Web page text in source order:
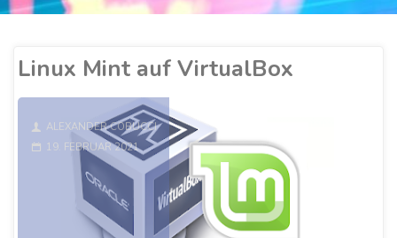
Linux Mint auf VirtualBox
ALEXANDER COBUCCI
19. FEBRUAR 2021